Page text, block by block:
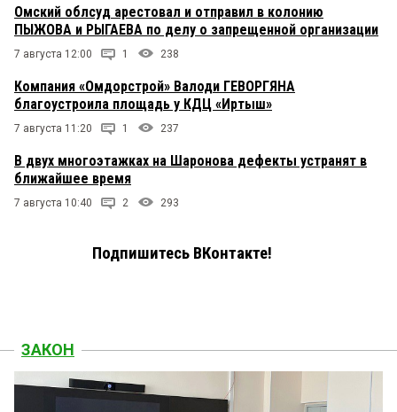
Омский облсуд арестовал и отправил в колонию
ПЫЖОВА и РЫГАЕВА по делу о запрещенной организации
7 августа 12:00 1 238
Компания «Омдорстрой» Валоди ГЕВОРГЯНА
благоустроила площадь у КДЦ «Иртыш»
7 августа 11:20 1 237
В двух многоэтажках на Шаронова дефекты устранят в
ближайшее время
7 августа 10:40 2 293
Подпишитесь ВКонтакте!
ЗАКОН